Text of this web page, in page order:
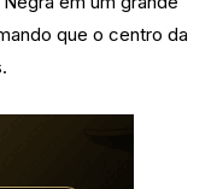
que o centro da